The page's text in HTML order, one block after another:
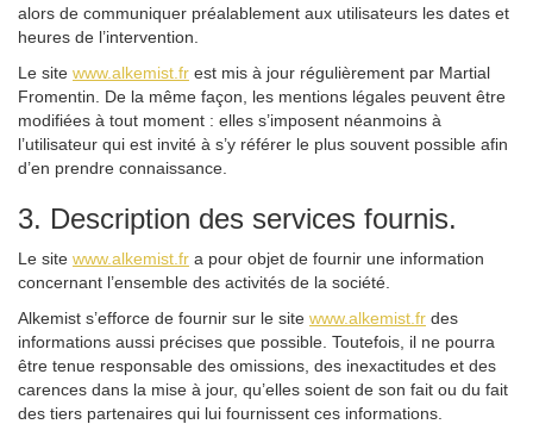
alors de communiquer préalablement aux utilisateurs les dates et
heures de l’intervention.
Le site www.alkemist.fr est mis à jour régulièrement par Martial
Fromentin. De la même façon, les mentions légales peuvent être
modifiées à tout moment : elles s’imposent néanmoins à
l’utilisateur qui est invité à s’y référer le plus souvent possible afin
d’en prendre connaissance.
3. Description des services fournis.
Le site www.alkemist.fr a pour objet de fournir une information
concernant l’ensemble des activités de la société.
Alkemist s’efforce de fournir sur le site www.alkemist.fr des
informations aussi précises que possible. Toutefois, il ne pourra
être tenue responsable des omissions, des inexactitudes et des
carences dans la mise à jour, qu’elles soient de son fait ou du fait
des tiers partenaires qui lui fournissent ces informations.